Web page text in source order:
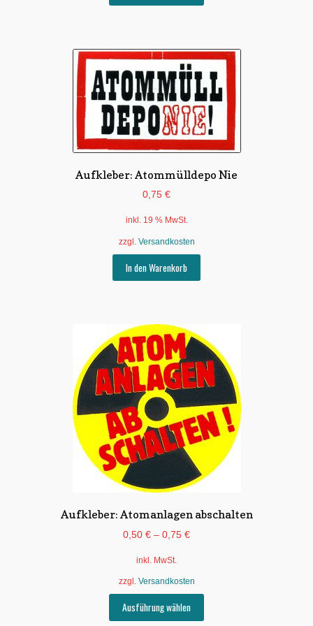
Varianten
auf.
Die
Optionen
können
auf
der
Produktseite
gewählt
Aufkleber: Atommülldepo Nie
0,75 €
inkl. 19 % MwSt.
zzgl. Versandkosten
In den Warenkorb
Aufkleber: Atomanlagen abschalten
0,50 € – 0,75 €
inkl. MwSt.
zzgl. Versandkosten
Ausführung wählen